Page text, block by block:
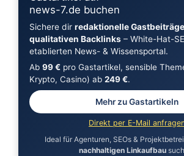
news-7.de buchen
Sichere dir redaktionelle Gastbeiträge
qualitativen Backlinks– White-Hat-
etablierten News- & Wissensportal.
Ab 99 €pro Gastartikel, sensible
Krypto, Casino) ab 249 €.
Mehr zu Gastartikeln
Direkt per E-Mail
Ideal für Agenturen, SEOs &
nachhaltigen Linkaufbau